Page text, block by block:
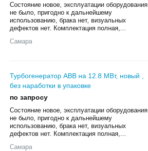
Состояние новое, эксплуатации оборудования
не было, пригодно к дальнейшему
использованию, брака нет, визуальных
дефектов нет. Комплектация полная,...
Самара
Турбогенератор ABB на 12.8 МВт, новый ,
без наработки в упаковке
по запросу
Состояние новое, эксплуатации оборудования
не было, пригодно к дальнейшему
использованию, брака нет, визуальных
дефектов нет. Комплектация полная,...
Самара